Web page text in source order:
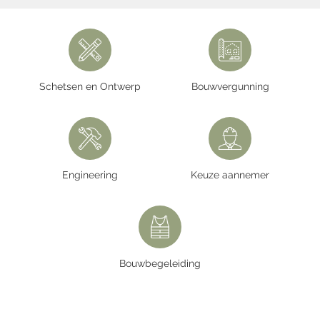
Schetsen en Ontwerp Bouwvergunning
Engineering Keuze aannemer
Bouwbegeleiding